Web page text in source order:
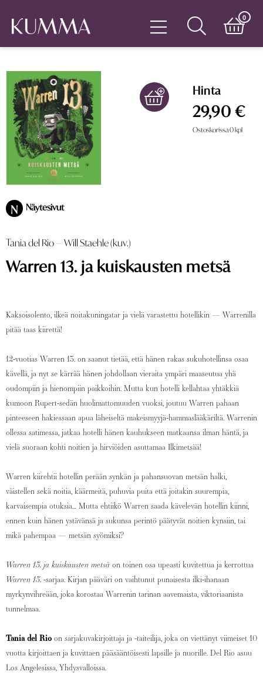
0
Hinta
29,90 €
Ostoskorissa0kpl
N Näytesivut
Tania del Rio –Will Staehle (kuv.)
Warren 13. ja kuiskausten metsä
Kaksoisolento, ilkeä noitakuningatar ja vielä varastettu hotellikin — Warrenilla
pitää taas kiirettä!
12-vuotias Warren 13. on saanut tietää, että hänen rakas sukuhotellinsa osaa
kävellä, ja nyt se kärrää hänen johdollaan vieraita ympäri maaseutua yhä
oudompiin ja hienompiin paikkoihin. Mutta kun hotelli kellahtaa yhtäkkiä
kumoon Rupert-sedän huolimattomuuden vuoksi, joutuu Warren pahaan
pinteeseen hakiessaan apua läheiseltä makeismyyjä-hammaslääkäriltä. Warrenin
ollessa satimessa, jatkaa hotelli hänen kauhukseen matkaansa ilman häntä, ja
vielä suoraan kohti noitien ja hirviöiden asuttamaa Ilkimetsää!
Warren kiirehtii hotellin perään synkän ja pahansuovan metsän halki,
väistellen sekä noitia, käärmeitä, puhuvia puita että joitakin suurempia,
karvaisempia otuksia… Mutta ehtiikö Warren saada kävelevän hotellin kiinni,
ennen kuin hänen ystävänsä ja sukunsa perintö päätyvät noitien kynsiin, tai
mikä pahempaa — metsän syömiksi?
Warren 13. ja kuiskausten metsä on toinen osa upeasti kuvitettua ja kerrottua
Warren 13. -sarjaa. Kirjan pääväri on vaihtunut punaisesta ilki-ihanaan
myrkynvihreään, joka korostaa Warrenin tarinan aavemaista, viktoriaanista
tunnelmaa.
Tania del Rio on sarjakuvakirjoittaja ja -taiteilija, joka on viettänyt viimeiset 10
vuotta kirjoittaen ja kuvittaen pääsääntöisesti lapsille ja nuorille. Del Rio asuu
Los Angelesissa, Yhdysvalloissa.